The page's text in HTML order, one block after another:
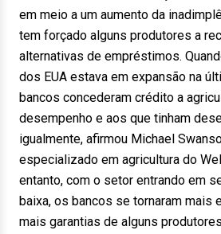
em meio a um aumento da
tem forçado alguns produtores a
alternativas de empréstimos.
dos EUA estava em expansão na
bancos concederam crédito a
desempenho e aos que tinham
igualmente, afirmou Michael
especializado em agricultura do
entanto, com o setor entrando em
baixa, os bancos se tornaram mais
mais garantias de alguns